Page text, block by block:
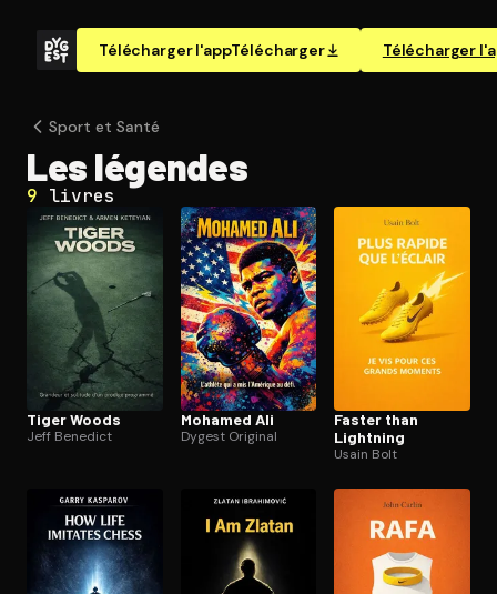
Télécharger l'appTélécharger Télécharger
Ouvre l'app Appareil photo, pointe sur le code. C'est gratuit à
Sport et Santé
Les légendes
9 livres
Tiger Woods
Jeff Benedict
Mohamed Ali
Dygest Original
Faster than
Lightning
Usain Bolt